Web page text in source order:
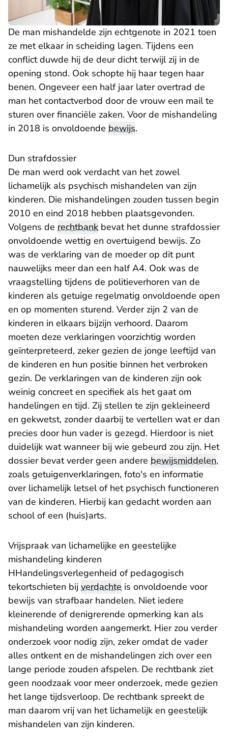
De man mishandelde zijn echtgenote in 2021 toen
ze met elkaar in scheiding lagen. Tijdens een
conflict duwde hij de deur dicht terwijl zij in de
opening stond. Ook schopte hij haar tegen haar
benen. Ongeveer een half jaar later overtrad de
man het contactverbod door de vrouw een mail te
sturen over financiële zaken. Voor de mishandeling
in 2018 is onvoldoende bewijs.
Dun strafdossier
De man werd ook verdacht van het zowel
lichamelijk als psychisch mishandelen van zijn
kinderen. Die mishandelingen zouden tussen begin
2010 en eind 2018 hebben plaatsgevonden.
Volgens de rechtbank bevat het dunne strafdossier
onvoldoende wettig en overtuigend bewijs. Zo
was de verklaring van de moeder op dit punt
nauwelijks meer dan een half A4. Ook was de
vraagstelling tijdens de politieverhoren van de
kinderen als getuige regelmatig onvoldoende open
en op momenten sturend. Verder zijn 2 van de
kinderen in elkaars bijzijn verhoord. Daarom
moeten deze verklaringen voorzichtig worden
geïnterpreteerd, zeker gezien de jonge leeftijd van
de kinderen en hun positie binnen het verbroken
gezin. De verklaringen van de kinderen zijn ook
weinig concreet en specifiek als het gaat om
handelingen en tijd. Zij stellen te zijn gekleineerd
en gekwetst, zonder daarbij te vertellen wat er dan
precies door hun vader is gezegd. Hierdoor is niet
duidelijk wat wanneer bij wie gebeurd zou zijn. Het
dossier bevat verder geen andere bewijsmiddelen,
zoals getuigenverklaringen, foto's en informatie
over lichamelijk letsel of het psychisch functioneren
van de kinderen. Hierbij kan gedacht worden aan
school of een (huis)arts.
Vrijspraak van lichamelijke en geestelijke
mishandeling kinderen
HHandelingsverlegenheid of pedagogisch
tekortschieten bij verdachte is onvoldoende voor
bewijs van strafbaar handelen. Niet iedere
kleinerende of denigrerende opmerking kan als
mishandeling worden aangemerkt. Hier zou verder
onderzoek voor nodig zijn, zeker omdat de vader
alles ontkent en de mishandelingen zich over een
lange periode zouden afspelen. De rechtbank ziet
geen noodzaak voor meer onderzoek, mede gezien
het lange tijdsverloop. De rechtbank spreekt de
man daarom vrij van het lichamelijk en geestelijk
mishandelen van zijn kinderen.